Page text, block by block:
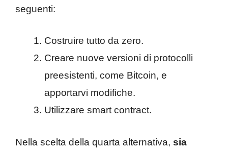
seguenti:
Costruire tutto da zero.
Creare nuove versioni di protocolli
preesistenti, come Bitcoin, e
apportarvi modifiche.
Utilizzare smart contract.
Nella scelta della quarta alternativa, sia